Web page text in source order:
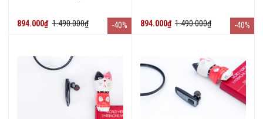
894.000₫ 1.490.000₫ -40% 894.000₫ 1.490.000₫ -40%